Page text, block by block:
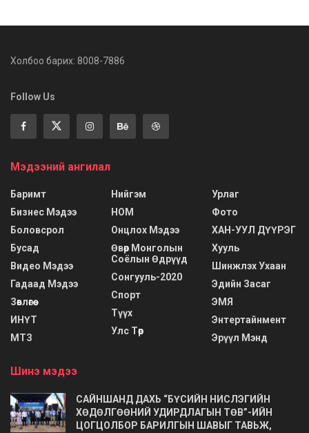
Холбоо барих: 8008-7886
Follow Us
Мэдээний ангилал
Баримт
Бизнес Мэдээ
Боловсрол
Бусад
Видео Мэдээ
Гадаад Мэдээ
Зөвлөгөө
ИНҮТ
МТЗ
Нийгэм
НОМ
Онцлох Мэдээ
Өвөр Монголын
Соёлын Өдрүүд
Сонгууль-2020
Спорт
Түүх
Улс Төр
Урлаг
Фото
ХАН-УУЛ ДҮҮРЭГ
Хууль
Шинжлэх Ухаан
Эдийн Засаг
ЭМЯ
Энтертайнмент
Эрүүл Мэнд
Шинэ мэдээ
САЙНШАНД ДАХЬ “БҮСИЙН НИСЛЭГИЙН
ХӨДӨЛГӨӨНИЙ УДИРДЛАГЫН ТӨВ”-ИЙН
ЦОГЦОЛБОР БАРИЛГЫН ШАВЫГ ТАВЬЖ,